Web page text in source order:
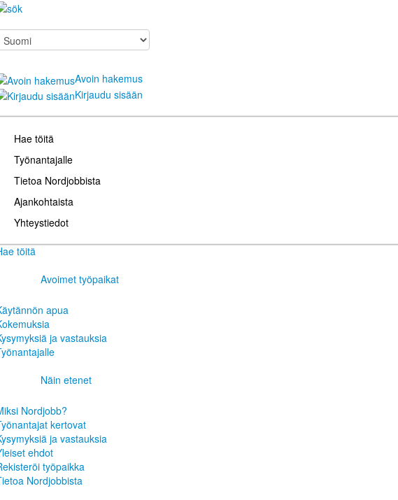
Avoin hakemus
Kirjaudu sisään
Hae töitä
Työnantajalle
Tietoa Nordjobbista
Ajankohtaista
Yhteystiedot
töitä
Avoimet työpaikat
apua
ja vastauksia
Näin etenet
Nordjobb?
kertovat
ja vastauksia
ehdot
työpaikka
Nordjobbista